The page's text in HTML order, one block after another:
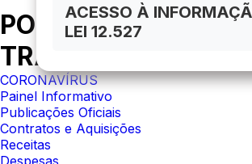
ACESSO À
LEI 12.527
PORTAL DA
TRANSPARÊNCIA
CORONAVÍRUS
Painel Informativo
Publicações Oficiais
Contratos e Aquisições
Receitas
Despesas